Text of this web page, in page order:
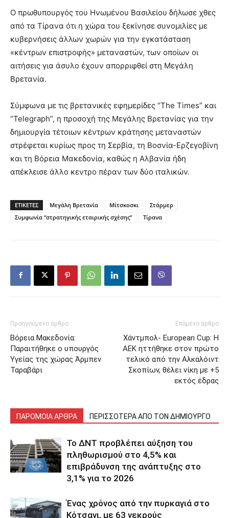
Ο πρωθυπουργός του Ηνωμένου Βασιλείου δήλωσε χθες
από τα Τίρανα ότι η χώρα του ξεκίνησε συνομιλίες με
κυβερνήσεις άλλων χωρών για την εγκατάσταση
«κέντρων επιστροφής» μεταναστών, των οποίων οι
αιτήσεις για άσυλο έχουν απορριφθεί στη Μεγάλη
Βρετανία.
Σύμφωνα με τις βρετανικές εφημερίδες “The Times” και
“Telegraph”, η προσοχή της Μεγάλης Βρετανίας για την
δημιουργία τέτοιων κέντρων κράτησης μεταναστών
στρέφεται κυρίως προς τη Σερβία, τη Βοσνία-Ερζεγοβίνη
και τη Βόρεια Μακεδονία, καθώς η Αλβανία ήδη
απέκλεισε άλλο κεντρο πέραν των δύο ιταλικών.
ΕΤΙΚΕΤΕΣ Μεγάλη Βρετανία Μίτσκοσκι
Στάρμερ
Συμφωνία “στρατηγικής εταιρικής σχέσης”
Τίρανα
Προηγούμενο άρθρο
Βόρεια Μακεδονία:
Παραιτήθηκε ο υπουργός
Υγείας της χώρας Άρμπεν
Ταραβάρι
Επόμενο άρθρο
Χάντμπολ- European Cup: Η
ΑΕΚ ηττήθηκε στον πρώτο
τελικό από την Αλκαλόιντ
Σκοπίων, θέλει νίκη με +5
εκτός έδρας
ΠΑΡΟΜΟΙΑ ΑΡΘΡΑ ΠΕΡΙΣΣΟΤΕΡΑ ΑΠΟ ΤΟΝ ΔΗΜΙΟΥΡΓΟ
Το ΔΝΤ προβλέπει αύξηση του
πληθωρισμού στο 4,5% και
επιβράδυνση της ανάπτυξης στο
3,1% για το 2026
Ένας χρόνος από την πυρκαγιά στο
Κότσανι, με 63 νεκρούς